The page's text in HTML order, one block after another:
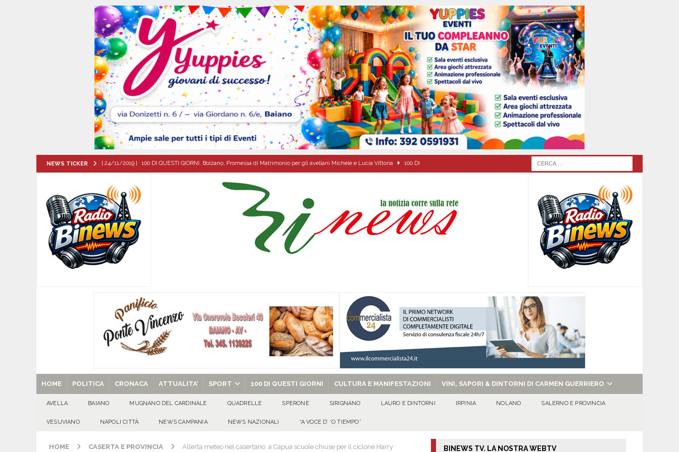
NEWS TICKER [ 24/11/2019 ] 100 DI QUESTI GIORNI. Bolzano, Promessa di Matrimonio per gli avellani Michele e Lucia Vittoria 100 DI
[ 07/08/2026 ] Visciano celebra Padre Arturo D’Onofrio: due giorni di fede nel ricordo del fondatore
MANIFESTAZIONI
[ 07/08/2026 ] MUGNANO DEL CARDINALE. L’Ipocrisia delle Apparenze e il Sociale Negato: il Caso del Centro Sociale mai
usato – abbandonato – vandalizzato e destinato al privato EVIDENZA
[ 07/08/2026 ]
una cultura collettiva. Nessuna crescita economica può prescindere dalla tutela della vita umana” CULTURA E
MANIFESTAZIONI
[ 07/08/2026 ] Casino senza KYC: cosa sono e come funzionano in Italia CULTURA E MANIFESTAZIONI
[ 29/08/2025 ] SANT’Oggi. Venerdì 29 agosto la chiesa celebra il Martirio di san Giovanni Battista e santa Sabina
HOME POLITICA CRONACA ATTUALITA’ SPORT 100 DI QUESTI GIORNI CULTURA E MANIFESTAZIONI VINI, SAPORI & DINTORNI DI CARMEN GUERRIERO
AVELLA BAIANO MUGNANO DEL CARDINALE QUADRELLE SPERONE SIRIGNANO LAURO E DINTORNI IRPINIA NOLANO SALERNO E PROVINCIA
VESUVIANO NAPOLI CITTÀ NEWS CAMPANIA NEWS NAZIONALI “A VOCE D’ ‘O TIEMPO”
HOME CASERTA E PROVINCIA Allerta meteo nel casertano: a Capua scuole chiuse per il ciclone Harry BINEWS TV. LA NOSTRA WEBTV